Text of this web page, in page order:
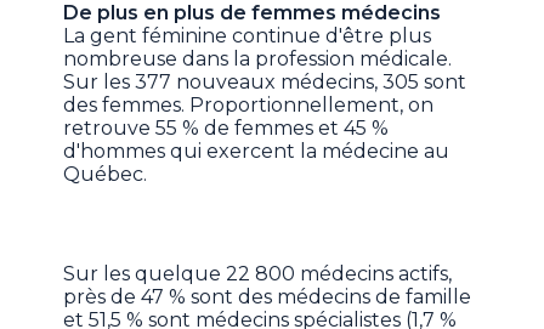
De plus en plus de femmes médecins
La gent féminine continue d'être plus
nombreuse dans la profession médicale.
Sur les 377 nouveaux médecins, 305 sont
des femmes. Proportionnellement, on
retrouve 55 % de femmes et 45 %
d'hommes qui exercent la médecine au
Québec.
Sur les quelque 22 800 médecins actifs,
près de 47 % sont des médecins de famille
et 51,5 % sont médecins spécialistes (1,7 %